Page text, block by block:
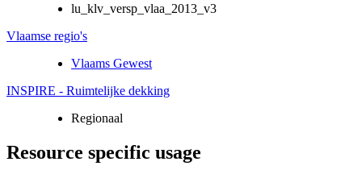
lu_klv_versp_vlaa_2013_v3
Vlaamse regio's
Vlaams Gewest
INSPIRE - Ruimtelijke dekking
Regionaal
Resource specific usage